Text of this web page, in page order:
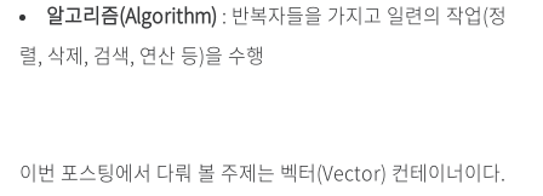
알고리즘(Algorithm) : 반복자들을 가지고 일련의 작업(정
렬, 삭제, 검색, 연산 등)을 수행
이번 포스팅에서 다뤄 볼 주제는 벡터(Vector) 컨테이너이다.